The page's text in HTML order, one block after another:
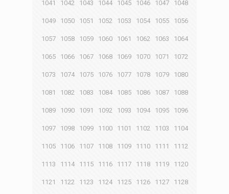
1041 1042 1043 1044 1045 1046 1047 1048
1049 1050 1051 1052 1053 1054 1055 1056
1057 1058 1059 1060 1061 1062 1063 1064
1065 1066 1067 1068 1069 1070 1071 1072
1073 1074 1075 1076 1077 1078 1079 1080
1081 1082 1083 1084 1085 1086 1087 1088
1089 1090 1091 1092 1093 1094 1095 1096
1097 1098 1099 1100 1101 1102 1103 1104
1105 1106 1107 1108 1109 1110 1111 1112
1113 1114 1115 1116 1117 1118 1119 1120
1121 1122 1123 1124 1125 1126 1127 1128